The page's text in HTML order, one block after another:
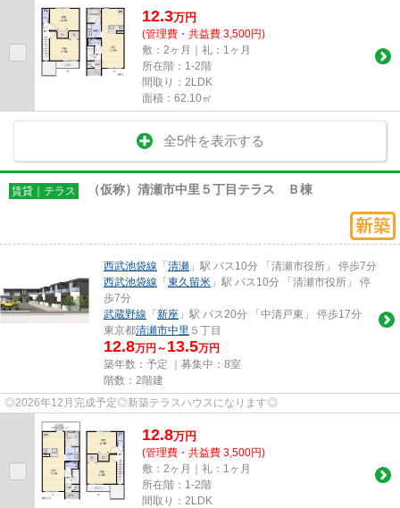
12.3万円
(管理費・共益費 3,500円)
敷：2ヶ月｜礼：1ヶ月
所在階：1-2階
間取り：2LDK
面積：62.10㎡
全5件を表示する
賃貸｜テラス （仮称）清瀬市中里５丁目テラス Ｂ棟
西武池袋線 「 清瀬 」駅 バス10分 「清瀬市役所」 停歩7分
西武池袋線 「 東久留米 」駅 バス10分 「清瀬市役所」 停
歩7分
武蔵野線 「 新座 」駅 バス20分 「中清戸東」 停歩17分
東京都清瀬市中里 ５丁目
12.8万円～ 13.5万円
築年数：予定 ｜募集中： 8室
階数：2階建
◎2026年12月完成予定◎新築テラスハウスになります◎
12.8万円
(管理費・共益費 3,500円)
敷：2ヶ月｜礼：1ヶ月
所在階：1-2階
間取り：2LDK